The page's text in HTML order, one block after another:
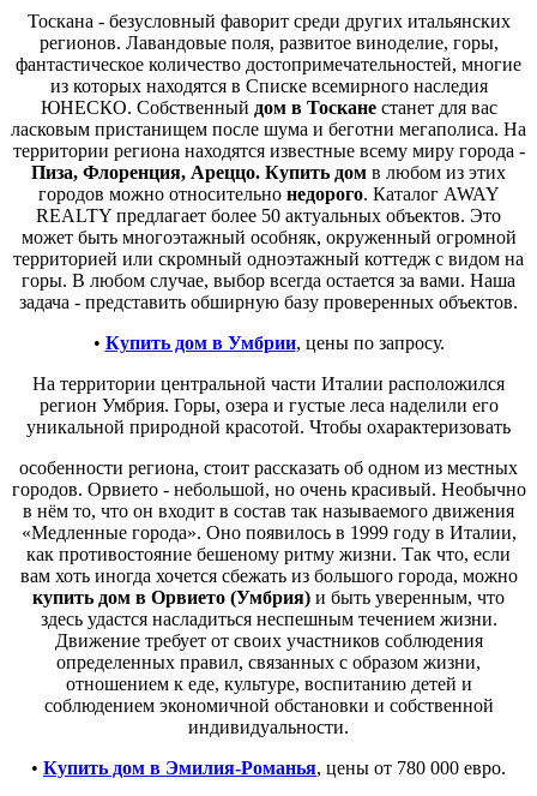
Тоскана - безусловный фаворит среди других итальянских
регионов. Лавандовые поля, развитое виноделие, горы,
фантастическое количество достопримечательностей, многие
из которых находятся в Списке всемирного наследия
ЮНЕСКО. Собственный дом в Тосканестанет для вас
ласковым пристанищем после шума и беготни мегаполиса. На
территории региона находятся известные всему миру города -
Пиза, Флоренция, Ареццо. Купить дом в любом из этих
городов можно относительно недорого. Каталог AWAY
REALTY предлагает более 50 актуальных объектов. Это
может быть многоэтажный особняк, окруженный огромной
территорией или скромный одноэтажный коттедж с видом на
горы. В любом случае, выбор всегда остается за вами. Наша
задача - представить обширную базу проверенных объектов.
• Купить дом в Умбрии, цены по запросу.
На территории центральной части Италии расположился
регион Умбрия. Горы, озера и густые леса наделили его
уникальной природной красотой. Чтобы охарактеризовать
особенности региона, стоит рассказать об одном из местных
городов. Орвието - небольшой, но очень красивый. Необычно
в нём то, что он входит в состав так называемого движения
«Медленные города». Оно появилось в 1999 году в Италии,
как противостояние бешеному ритму жизни. Так что, если
вам хоть иногда хочется сбежать из большого города, можно
купить дом в Орвието (Умбрия) и быть уверенным, что
здесь удастся насладиться неспешным течением жизни.
Движение требует от своих участников соблюдения
определенных правил, связанных с образом жизни,
отношением к еде, культуре, воспитанию детей и
соблюдением экономичной обстановки и собственной
индивидуальности.
• Купить дом в Эмилия-Романья, цены от 780 000 евро.